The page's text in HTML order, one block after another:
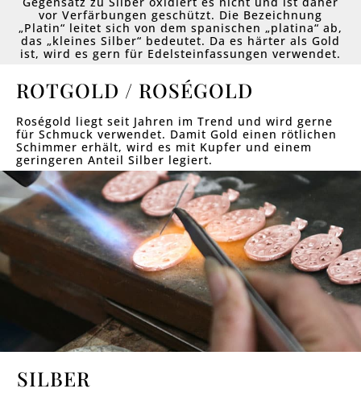
vor Verfärbungen geschützt. Die Bezeichnung
„Platin“ leitet sich von dem spanischen „platina“ ab,
das „kleines Silber“ bedeutet. Da es härter als Gold
ist, wird es gern für Edelsteinfassungen verwendet.
ROTGOLD / ROSÉGOLD
Roségold liegt seit Jahren im Trend und wird gerne
für Schmuck verwendet. Damit Gold einen rötlichen
Schimmer erhält, wird es mit Kupfer und einem
geringeren Anteil Silber legiert.
SILBER